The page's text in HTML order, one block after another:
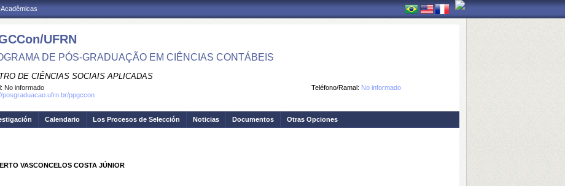
UFRN
DE PÓS-GRADUAÇÃO EM CIÊNCIAS CONTÁBEIS
DE CIÊNCIAS SOCIAIS APLICADAS
Teléfono/Ramal: No informado
No informado
posgraduacao.ufrn.br/ppgccon
Calendario Los Procesos de Selección Noticias Documentos Otras Opciones
VASCONCELOS COSTA JÚNIOR